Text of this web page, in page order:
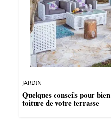
JARDIN
Quelques conseils pour
toiture de votre terrasse